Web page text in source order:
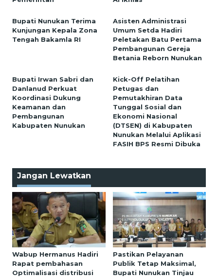
Bupati Nunukan Terima
Kunjungan Kepala Zona
Tengah Bakamla RI
Asisten Administrasi
Umum Setda Hadiri
Peletakan Batu Pertama
Pembangunan Gereja
Betania Reborn Nunukan
Bupati Irwan Sabri dan
Danlanud Perkuat
Koordinasi Dukung
Keamanan dan
Pembangunan
Kabupaten Nunukan
Kick-Off Pelatihan
Petugas dan
Pemutakhiran Data
Tunggal Sosial dan
Ekonomi Nasional
(DTSEN) di Kabupaten
Nunukan Melalui Aplikasi
FASIH BPS Resmi Dibuka
Jangan Lewatkan
Wabup Hermanus Hadiri
Rapat pembahasan
Optimalisasi distribusi
Pastikan Pelayanan
Publik Tetap Maksimal,
Bupati Nunukan Tinjau